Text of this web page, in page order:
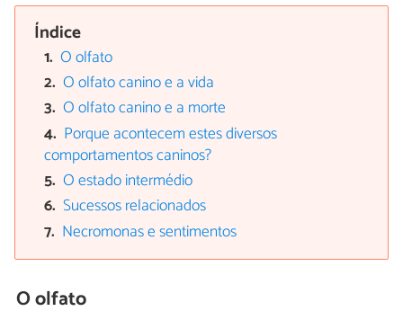
Índice
O olfato
O olfato canino e a vida
O olfato canino e a morte
Porque acontecem estes diversos
comportamentos caninos?
O estado intermédio
Sucessos relacionados
Necromonas e sentimentos
O olfato